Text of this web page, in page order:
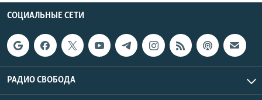
СОЦИАЛЬНЫЕ СЕТИ
РАДИО СВОБОДА